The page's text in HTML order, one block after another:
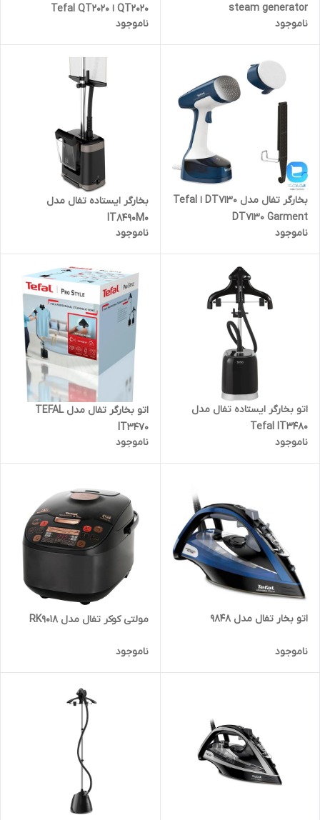
steam generator
ناموجود
QT2020 ا Tefal QT2020
Garment Steamer
ناموجود
بخارگر تفال مدل DT7130 ا Tefal
DT7130 Garment
ناموجود
بخارگر ایستاده تفال مدل
IT8490M0
ناموجود
اتو بخارگر ایستاده تفال مدل
Tefal IT3480
ناموجود
اتو بخارگر تفال مدل TEFAL
IT3470
ناموجود
اتو بخار تفال مدل 9848
ناموجود
مولتی کوکر تفال مدل RK9018
ناموجود